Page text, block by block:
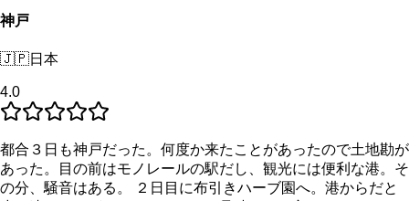
神戸
🇯🇵日本
4.0
都合３日も神戸だった。何度か来たことがあったので土地勘が
あった。目の前はモノレールの駅だし、観光には便利な港。そ
の分、騒音はある。 ２日目に布引きハーブ園へ。港からだと